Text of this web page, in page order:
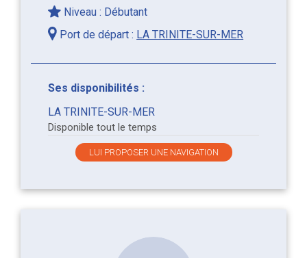
Niveau : Débutant
Port de départ : LA TRINITE-SUR-MER
Ses disponibilités :
LA TRINITE-SUR-MER
Disponible tout le temps
LUI PROPOSER UNE NAVIGATION